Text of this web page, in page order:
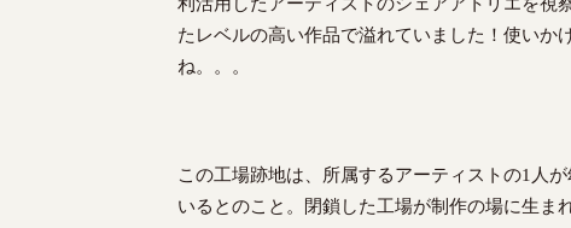
利活用したアーティストのシェアアトリエを視
たレベルの高い作品で溢れていました！使いか
ね。。。
この工場跡地は、所属するアーティストの1人
いるとのこと。閉鎖した工場が制作の場に生ま